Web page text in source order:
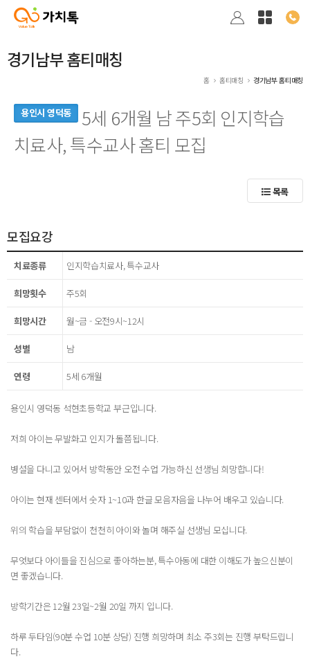
경기남부 홈티매칭
홈 홈티매칭 경기남부 홈티매칭
용인시 영덕동
5세 6개월 남 주5회 인지학습
치료사, 특수교사 홈티 모집
목록
모집요강
치료종류 인지학습치료사, 특수교사
희망횟수 주5회
희망시간 월~금 - 오전9시~12시
성별 남
연령 5세 6개월
용인시 영덕동 석현초등학교 부근입니다.
저희 아이는 무발화고 인지가 돌쯤됩니다.
병설을 다니고 있어서 방학동안 오전 수업 가능하신 선생님 희망합니다!
아이는 현재 센터에서 숫자 1~10과 한글 모음자음을 나누어 배우고 있습니다.
위의 학습을 부담없이 천천히 아이와 놀며 해주실 선생님 모십니다.
무엇보다 아이들을 진심으로 좋아하는분, 특수아동에 대한 이해도가 높으신분이
면 좋겠습니다.
방학기간은 12월 23일~2월 20일 까지 입니다.
하루 두타임(90분 수업 10분 상담) 진행 희망하며 최소 주3회는 진행 부탁드립니
다.